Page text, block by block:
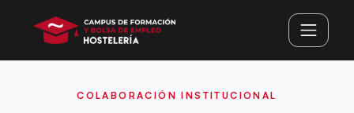
COLABORACIÓN INSTITUCIONAL